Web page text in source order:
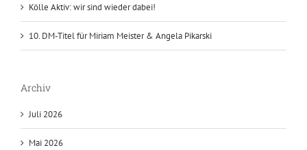
Kölle Aktiv: wir sind wieder dabei!
10. DM-Titel für Miriam Meister & Angela Pikarski
Archiv
Juli 2026
Mai 2026